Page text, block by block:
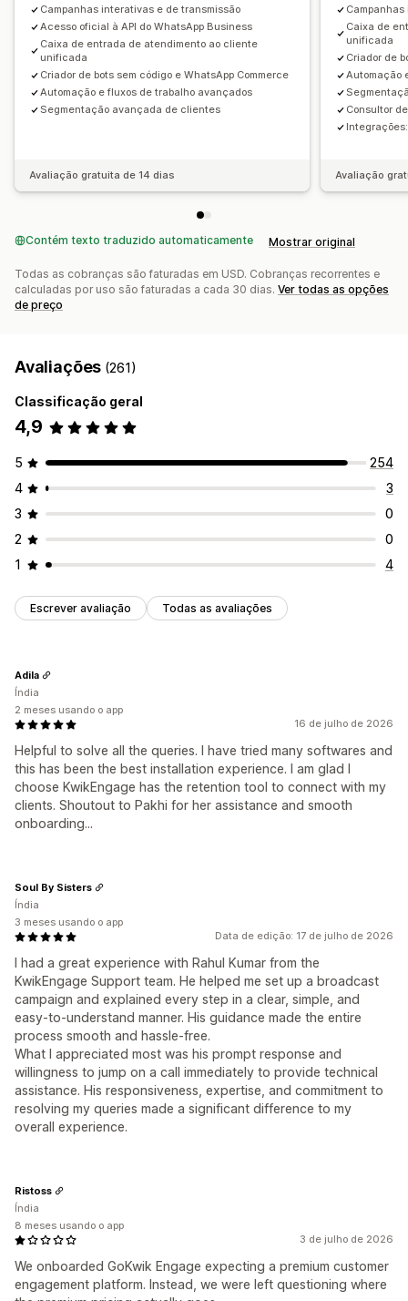
Emojis e adesivos Janela de chat Horário comercial
Mensagens de boas-vindas
Botões de chat
Marcação com tag
Flows de chat
Campanhas interativas e de transmissão
Acesso oficial à API do WhatsApp Business
Caixa de entrada de atendimento ao cliente
unificada
Criador de bots sem código e WhatsApp Commerce
Automação e fluxos de trabalho avançados
Segmentação avançada de clientes
Avaliação gratuita de 14 dias
Caixa de
unificada
Criador de
Automação
Consultor
Avaliação
Contém texto traduzido automaticamente Mostrar original
Todas as cobranças são faturadas em USD. Cobranças recorrentes e
calculadas por uso são faturadas a cada 30 dias. Ver todas as opções
de preço
Avaliações (261)
Classificação geral
4,9
5
254
4
3
3
0
2
0
1
4
Escrever avaliação Todas as avaliações
16 de julho de 2026
Helpful to solve all the queries. I have tried many softwares and
this has been the best installation experience. I am glad I
choose KwikEngage has the retention tool to connect with my
clients. Shoutout to Pakhi for her assistance and smooth
onboarding...
Adila
Índia
2 meses usando o app
Data de edição: 17 de julho de 2026
I had a great experience with Rahul Kumar from the
KwikEngage Support team. He helped me set up a broadcast
campaign and explained every step in a clear, simple, and
easy-to-understand manner. His guidance made the entire
process smooth and hassle-free.
What I appreciated most was his prompt response and
willingness to jump on a call immediately to provide technical
assistance. His responsiveness, expertise, and commitment to
resolving my queries made a significant difference to my
overall experience.
Soul By Sisters
Índia
3 meses usando o app
3 de julho de 2026
We onboarded GoKwik Engage expecting a premium customer
engagement platform. Instead, we were left questioning where
Ristoss
Índia
8 meses usando o app